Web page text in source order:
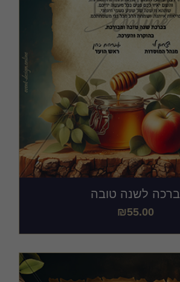
ברכה לשנה טובה
₪55.00